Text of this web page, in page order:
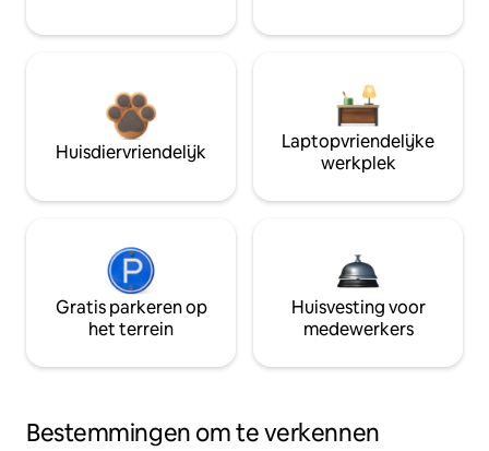
Huisdiervriendelijk
Laptopvriendelijke
werkplek
Gratis parkeren op
het terrein
Huisvesting voor
medewerkers
Bestemmingen om te verkennen